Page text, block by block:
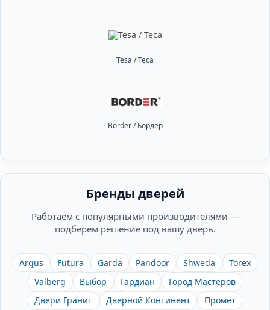
Tesa / Теса
Border / Бордер
Бренды дверей
Работаем с популярными производителями —
подберём решение под вашу дверь.
Argus Futura Garda Pandoor Shweda
Torex
Valberg
Выбор Гардиан
Город Мастеров
Двери Гранит
Дверной Континент
Промет